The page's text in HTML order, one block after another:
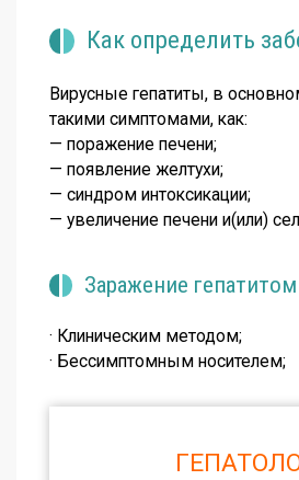
Как определить
Вирусные гепатиты, в
такими симптомами, как:
— поражение печени;
— появление желтухи;
— синдром интоксикации;
— увеличение печени и(или)
Заражение
· Клиническим методом;
· Бессимптомным носителем;